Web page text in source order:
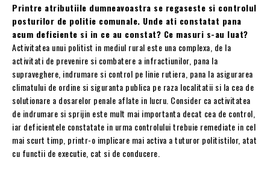
Printre atributiile dumneavoastra se regaseste si controlul
posturilor de politie comunale. Unde ati constatat pana
acum deficiente si in ce au constat? Ce masuri s-au luat?
Activitatea unui politist in mediul rural este una complexa, de la
activitati de prevenire si combatere a infractiunilor, pana la
supraveghere, indrumare si control pe linie rutiera, pana la asigurarea
climatului de ordine si siguranta publica pe raza localitatii si la cea de
solutionare a dosarelor penale aflate in lucru. Consider ca activitatea
de indrumare si sprijin este mult mai importanta decat cea de control,
iar deficientele constatate in urma controlului trebuie remediate in cel
mai scurt timp, printr-o implicare mai activa a tuturor politistilor, atat
cu functii de executie, cat si de conducere.